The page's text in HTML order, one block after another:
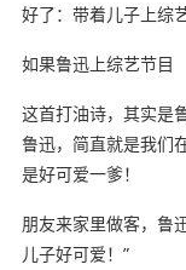
好了：带着儿子上综
如果鲁迅上综艺节目
这首打油诗，其实是
鲁迅，简直就是我们
是好可爱一爹！
朋友来家里做客，鲁
儿子好可爱！”